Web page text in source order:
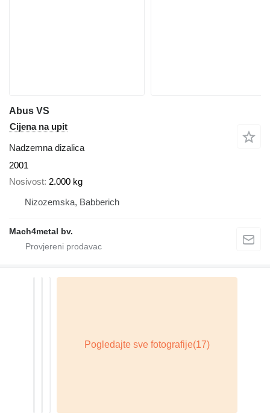
Abus VS
Cijena na upit
Nadzemna dizalica
2001
Nosivost 2.000 kg
Nizozemska, Babberich
Mach4metal bv.